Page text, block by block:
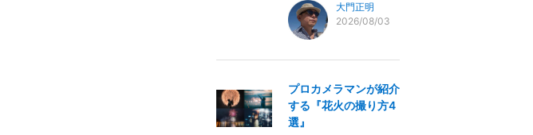
大門正明
2026/08/03
プロカメラマンが紹介
する『花火の撮り方4
選』